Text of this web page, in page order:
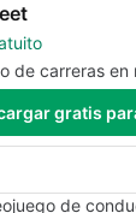
de carreras en
gratis
de